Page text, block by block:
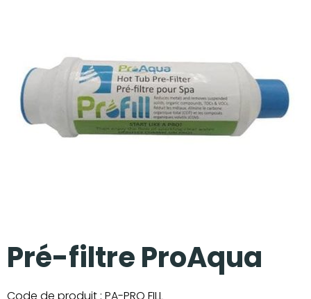
Pré-filtre ProAqua
Code de produit : PA-PRO FILL